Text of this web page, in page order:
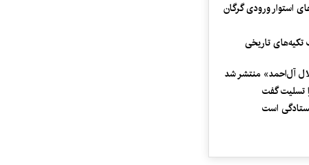
استوار ورودی گرگان
تکیه‌های تاریخی
آل‌احمد» منتشر شد
تسلیت گفت
است